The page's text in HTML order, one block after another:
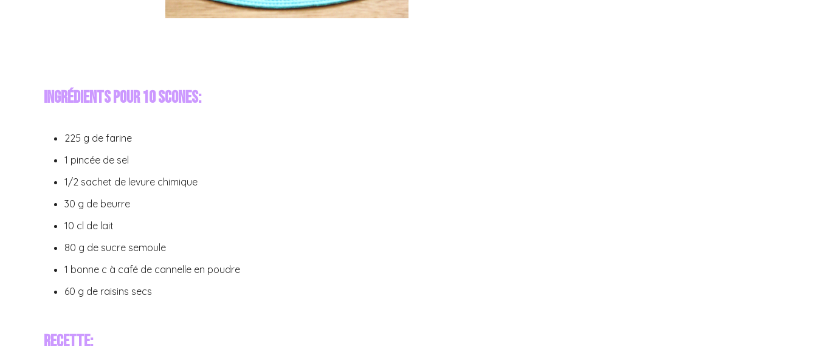
Ingrédients pour 10 scones:
225 g de farine
1 pincée de sel
1/2 sachet de levure chimique
30 g de beurre
10 cl de lait
80 g de sucre semoule
1 bonne c à café de cannelle en poudre
60 g de raisins secs
Recette: